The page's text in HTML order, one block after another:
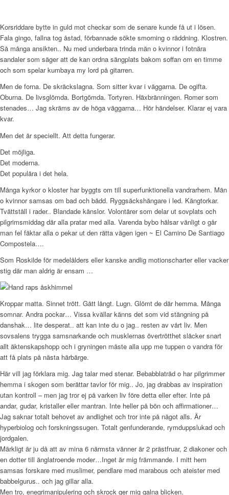
Korsriddare bytte in guld mot checkar som de senare kunde få ut i lösen.
Fala gingo, fallna tog åstad, förbannade sökte smorning o räddning. Klostren.
Så många ansikten.. Nu med underbara trinda män o kvinnor i fotnära
sandaler som säger att de kan ordna sängplats bakom soffan om en timme
och som spelar kumbaya my lord på gitarren.
Men de forna. De skräckslagna. Som sitter kvar i väggarna. De ogifta.
Oburna. De livsglömda. Bortgömda. Tortyren. Häxbränningen. Romer som
stenades… Jag skräms av de höga väggarna… Hör händelser. Klarar ej vara
kvar.
Men det är speciellt. Att detta fungerar.
Det möjliga.
Det moderna.
Det populära i det hela.
Många kyrkor o kloster har byggts om till superfunktionella vandrarhem. Män
o kvinnor samsas om bad och bädd. Ryggsäckshängare i led. Kängtorkar.
Tvättställ i rader.. Blandade känslor. Volontärer som delar ut sovplats och
pilgrimsmiddag där alla pratar med alla. Varenda bybo hälsar vänligt o går
man fel fäktar alla o pekar ut den rätta vägen igen ~ El Camino De Santiago
Compostela….
Som Roskilde för medelålders eller kanske andlig motionscharter eller vacker
stig där man aldrig är ensam …
Kroppar matta. Sinnet trött. Gått långt. Lugn. Glömt de där hemma. Många
somnar. Andra pockar… Vissa kvällar känns det som vid stängning på
danshak… lite desperat.. att kan inte du o jag.. resten av vårt liv. Men
sovsalens trygga samsnarkande och musklernas övertrötthet släcker snart
allt äktenskapshopp och i gryningen måste alla upp me tuppen o vandra för
att få plats på nästa härbärge.
Här vill jag förklara mig. Jag talar med stenar. Bebabblaträd o har pilgrimmer
hemma i skogen som berättar tavlor för mig.. Jo, jag drabbas av inspiration
utan kontroll – men jag tror ej på varken liv före detta eller efter. Inte på
andar, gudar, kristaller eller mantran. Inte heller på bön och affirmationer…
Jag saknar totalt behovet av andlighet och tror inte på något alls. Är
hyperbiolog och forskningssugen. Totalt genfunderande, rymduppslukad och
jordgalen.
Märkligt är ju då att av mina 6 närmsta vänner är 2 prästfruar, 2 diakoner och
en dotter till änglatroende moder…Inget är mig främmande. I mitt hem
samsas forskare med muslimer, pendlare med marabous och ateister med
babbelgurus.. och jag gillar alla.
Men tro, enegrimanipulering och skrock ger mig galna blicken.